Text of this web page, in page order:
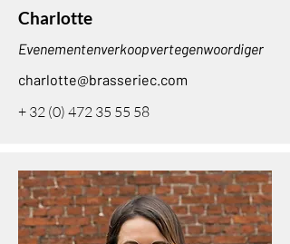
Charlotte
Evenementenverkoopvertegenwoordiger
charlotte@brasseriec.com
+ 32 (0) 472 35 55 58